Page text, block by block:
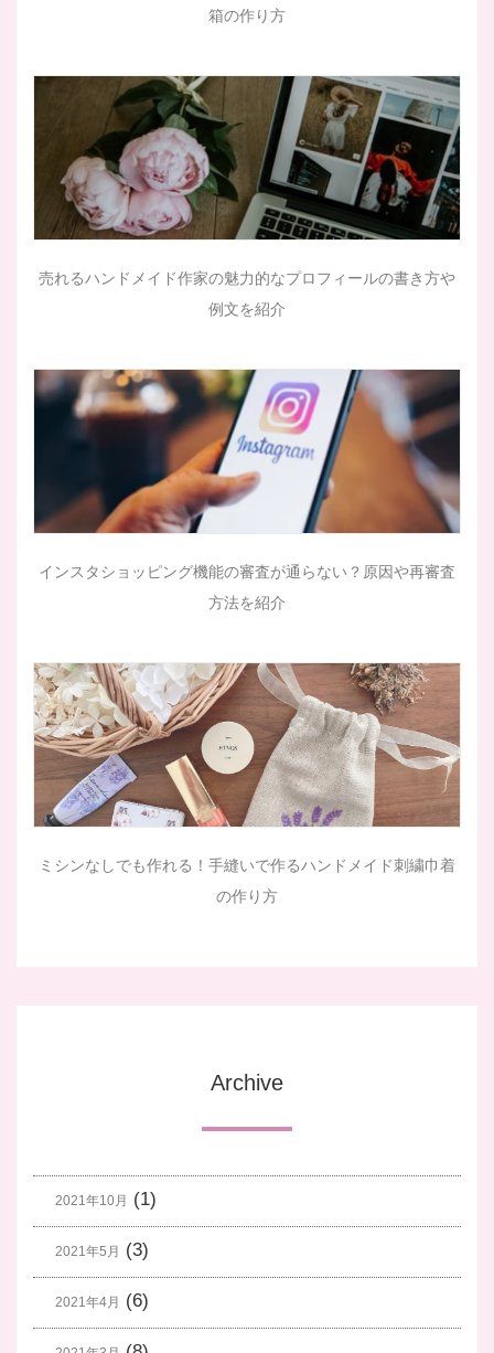
箱の作り方
売れるハンドメイド作家の魅力的なプロフィールの書き方や
例文を紹介
インスタショッピング機能の審査が通らない？原因や再審査
方法を紹介
ミシンなしでも作れる！手縫いで作るハンドメイド刺繍巾着
の作り方
Archive
2021年10月 (1)
2021年5月 (3)
2021年4月 (6)